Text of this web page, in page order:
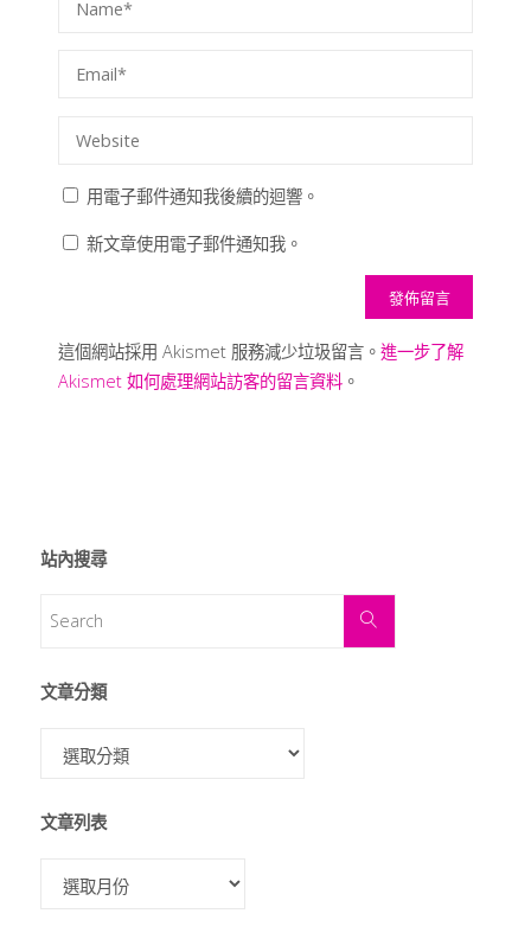
用電子郵件通知我後續的迴響。
新文章使用電子郵件通知我。
這個網站採用 Akismet 服務減少垃圾留言。 進一步了解
Akismet 如何處理網站訪客的留言資料。
站內搜尋
文章分類
文章列表